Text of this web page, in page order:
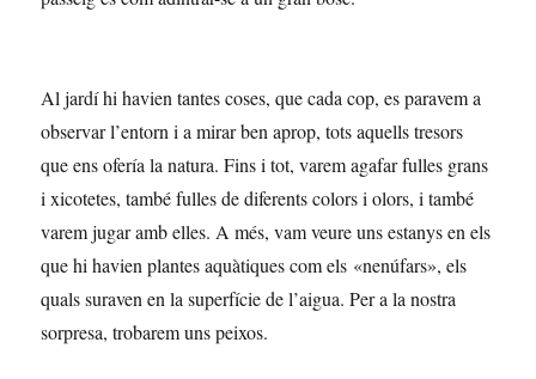
Al jardí hi havien tantes coses, que cada cop, es paravem a
observar l’entorn i a mirar ben aprop, tots aquells tresors
que ens ofería la natura. Fins i tot, varem agafar fulles grans
i xicotetes, també fulles de diferents colors i olors, i també
varem jugar amb elles. A més, vam veure uns estanys en els
que hi havien plantes aquàtiques com els «nenúfars», els
quals suraven en la superfície de l’aigua. Per a la nostra
sorpresa, trobarem uns peixos.